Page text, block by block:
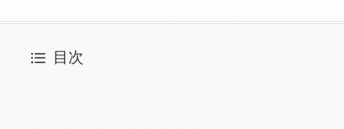
目次